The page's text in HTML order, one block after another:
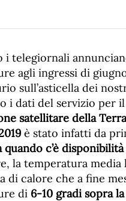
i telegiornali
agli ingressi di
sull’asticella dei
i dati del servizio per
satellitare della
è stato infatti da
quando c’è
la temperatura media
di calore che a fine
di 6-10 gradi sopra